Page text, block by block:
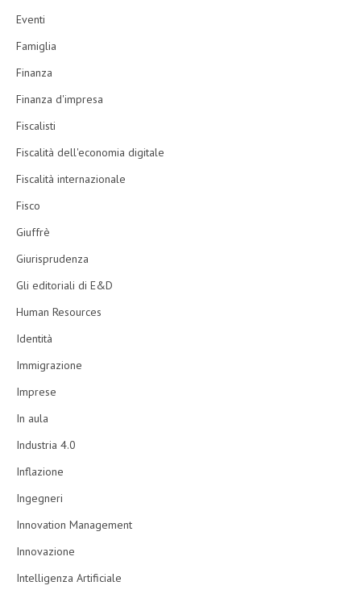
Eventi
Famiglia
Finanza
Finanza d'impresa
Fiscalisti
Fiscalità dell'economia digitale
Fiscalità internazionale
Fisco
Giuffrè
Giurisprudenza
Gli editoriali di E&D
Human Resources
Identità
Immigrazione
Imprese
In aula
Industria 4.0
Inflazione
Ingegneri
Innovation Management
Innovazione
Intelligenza Artificiale